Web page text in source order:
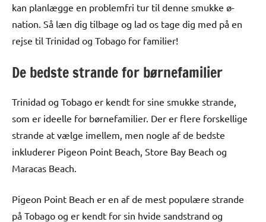
kan planlægge en problemfri tur til denne smukke ø-
nation. Så læn dig tilbage og lad os tage dig med på en
rejse til Trinidad og Tobago for familier!
De bedste strande for børnefamilier
Trinidad og Tobago er kendt for sine smukke strande,
som er ideelle for børnefamilier. Der er flere forskellige
strande at vælge imellem, men nogle af de bedste
inkluderer Pigeon Point Beach, Store Bay Beach og
Maracas Beach.
Pigeon Point Beach er en af de mest populære strande
på Tobago og er kendt for sin hvide sandstrand og